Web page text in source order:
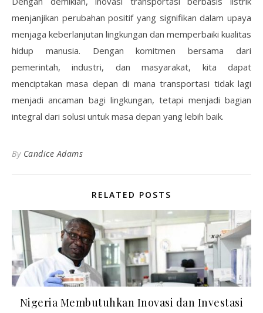
menjanjikan perubahan positif yang signifikan dalam upaya
menjaga keberlanjutan lingkungan dan memperbaiki kualitas
hidup manusia. Dengan komitmen bersama dari
pemerintah, industri, dan masyarakat, kita dapat
menciptakan masa depan di mana transportasi tidak lagi
menjadi ancaman bagi lingkungan, tetapi menjadi bagian
integral dari solusi untuk masa depan yang lebih baik.
By Candice Adams
RELATED POSTS
Nigeria Membutuhkan Inovasi dan Investasi